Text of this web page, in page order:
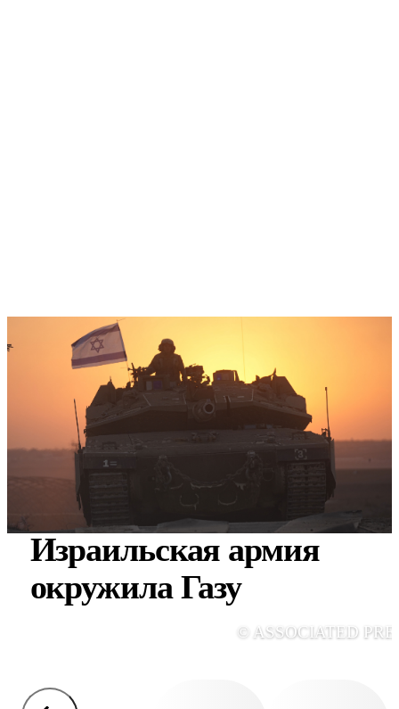
Израильская армия
окружила Газу
© ASSOCIATED